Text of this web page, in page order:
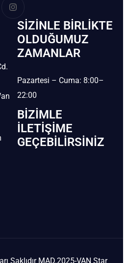
SIZINLE BIRLIKTE
OLDUĞUMUZ
ZAMANLAR
Pazartesi – Cuma: 8:00–
22:00
BIZIMLE
İLETIŞIME
GEÇEBILIRSINIZ
Saklıdır MAD.2025-VAN Star